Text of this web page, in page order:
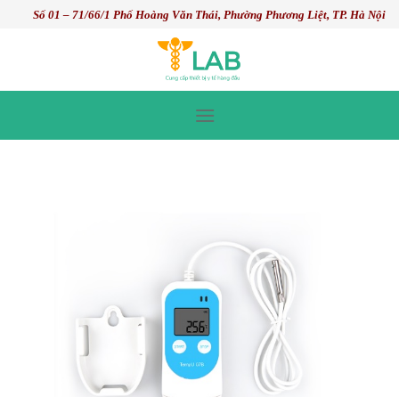
Số 01 – 71/66/1 Phố Hoàng Văn Thái, Phường Phương Liệt, TP. Hà Nội